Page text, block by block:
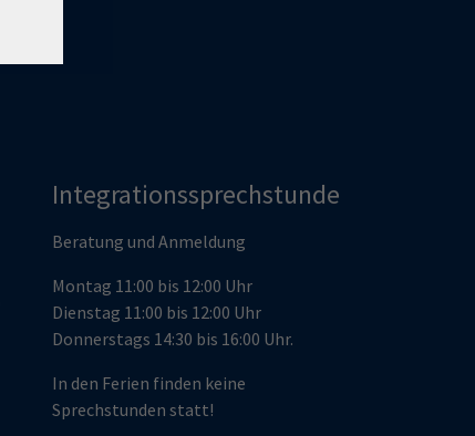
Integrationssprechstunde
Beratung und Anmeldung
Montag 11:00 bis 12:00 Uhr
Dienstag 11:00 bis 12:00 Uhr
Donnerstags 14:30 bis 16:00 Uhr.
In den Ferien finden keine
Sprechstunden statt!